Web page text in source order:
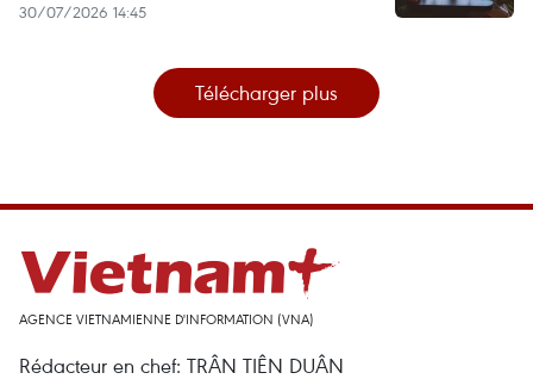
30/07/2026 14:45
Télécharger plus
AGENCE VIETNAMIENNE D'INFORMATION (VNA)
Rédacteur en chef: TRÂN TIÊN DUÂN